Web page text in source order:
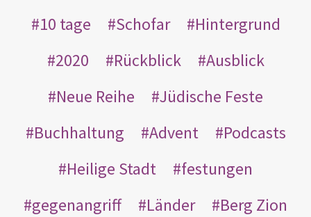
10 tage
Schofar
Hintergrund
2020
Rückblick
Ausblick
Neue Reihe
Jüdische Feste
Buchhaltung
Advent
Podcasts
Heilige Stadt
festungen
gegenangriff
Länder
Berg Zion